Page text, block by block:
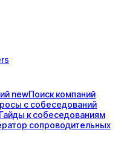
newПоисккомпаний
с собеседований
Гайды ксобеседованиям
сопроводительных